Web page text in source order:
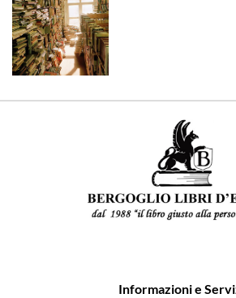
Informazioni e